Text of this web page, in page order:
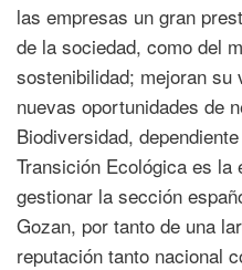
las empresas un gran
de la sociedad, como del
sostenibilidad; mejoran
nuevas oportunidades de
Biodiversidad,
Transición Ecológica es la
gestionar la sección
Gozan, por tanto de una
reputación tanto nacional